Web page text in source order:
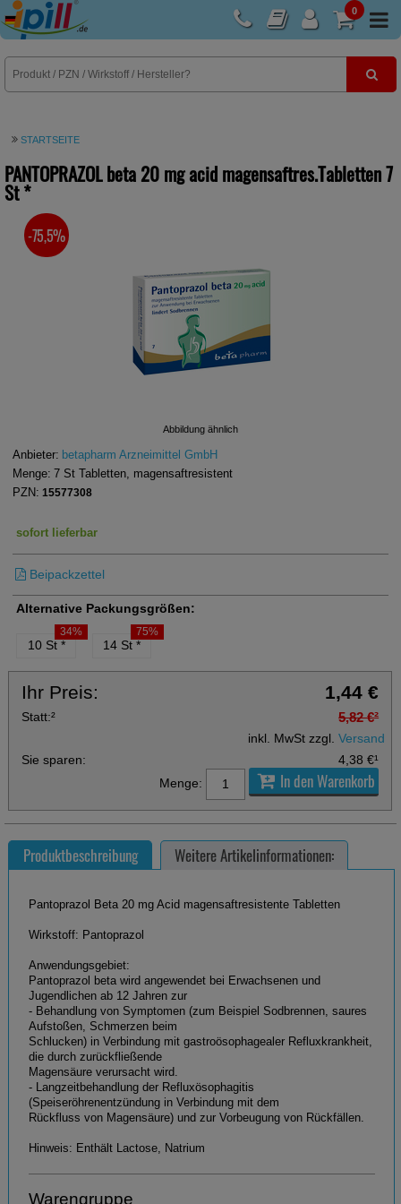
0
E-Rezept
STARTSEITE
PANTOPRAZOL beta 20 mg acid magensaftres.Tabletten7
St*
Abbildung ähnlich
SIE SPAREN
-75,5%
Anbieter: betapharm Arzneimittel GmbH
Menge: 7 St Tabletten, magensaftresistent
PZN: 15577308
sofort lieferbar
Beipackzettel
Alternative Packungsgrößen:
10 St *
34%
14 St *
75%
Ihr Preis: 1,44 €
Statt:² 5,82 €²
inkl. MwSt zzgl.Versand
Sie sparen:
4,38 €¹
Menge:
In den Warenkorb
Produktbeschreibung Weitere Artikelinformationen:
Pantoprazol Beta 20 mg Acid magensaftresistente Tabletten
Wirkstoff: Pantoprazol
Anwendungsgebiet:
Pantoprazol beta wird angewendet bei Erwachsenen und
Jugendlichen ab 12 Jahren zur
- Behandlung von Symptomen (zum Beispiel Sodbrennen, saures
Aufstoßen, Schmerzen beim
Schlucken) in Verbindung mit gastroösophagealer Refluxkrankheit,
die durch zurückfließende
Magensäure verursacht wird.
- Langzeitbehandlung der Refluxösophagitis
(Speiseröhrenentzündung in Verbindung mit dem
Rückfluss von Magensäure) und zur Vorbeugung von Rückfällen.
Hinweis: Enthält Lactose, Natrium
Warengruppe